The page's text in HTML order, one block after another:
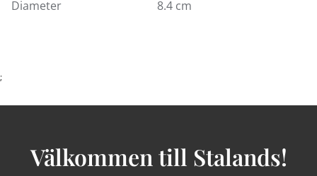
Diameter
8.4 cm
;
Välkommen till Stalands!